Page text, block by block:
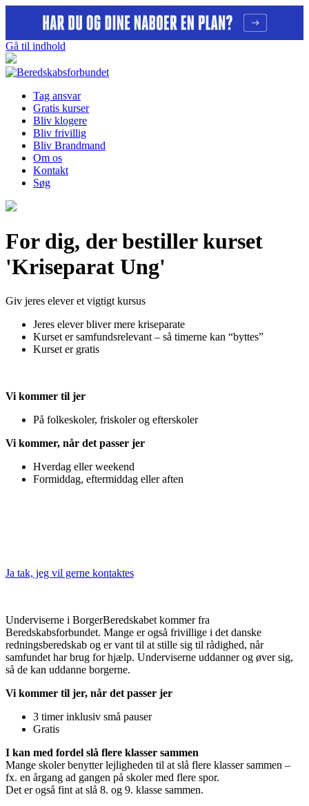
Gå til indhold
Tag ansvar
Gratis kurser
Bliv klogere
Bliv frivillig
Bliv Brandmand
Om os
Kontakt
Søg
For dig, der bestiller kurset
'Kriseparat Ung'
Giv jeres elever et vigtigt kursus
Jeres elever bliver mere kriseparate
Kurset er samfundsrelevant – så timerne kan “byttes”
Kurset er gratis
Vi kommer til jer
På folkeskoler, friskoler og efterskoler
Vi kommer, når det passer jer
Hverdag eller weekend
Formiddag, eftermiddag eller aften
Ja tak, jeg vil gerne kontaktes
Underviserne i BorgerBeredskabet kommer fra
Beredskabsforbundet. Mange er også frivillige i det danske
redningsberedskab og er vant til at stille sig til rådighed, når
samfundet har brug for hjælp. Underviserne uddanner og øver sig,
så de kan uddanne borgerne.
Vi kommer til jer, når det passer jer
3 timer inklusiv små pauser
Gratis
I kan med fordel slå flere klasser sammen
Mange skoler benytter lejligheden til at slå flere klasser sammen –
fx. en årgang ad gangen på skoler med flere spor.
Det er også fint at slå 8. og 9. klasse sammen.